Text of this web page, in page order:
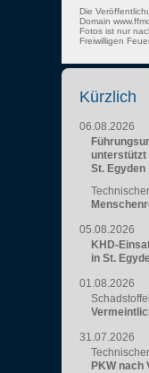
Die
Domain
Fotos ist nur
Freiwilligen
Kürzlich
06.08.2026
unterstützt
St. Egyden
05.08.2026
KHD-
in St.
01.08.2026
31.07.2026
PKW nach